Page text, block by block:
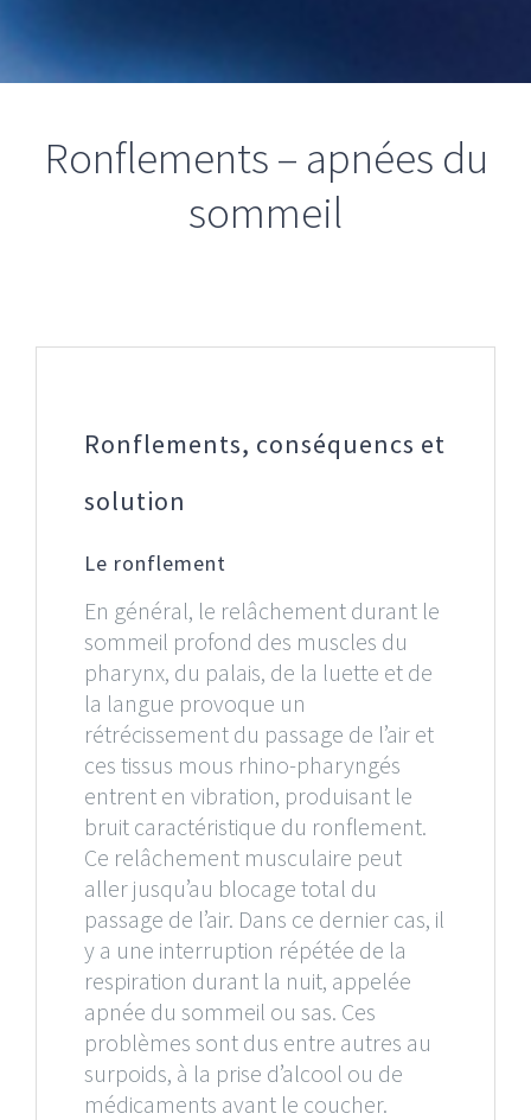
Ronflements – apnées du
sommeil
Ronflements, conséquencs et
solution
Le ronflement
En général, le relâchement durant le
sommeil profond des muscles du
pharynx, du palais, de la luette et de
la langue provoque un
rétrécissement du passage de l’air et
ces tissus mous rhino-pharyngés
entrent en vibration, produisant le
bruit caractéristique du ronflement.
Ce relâchement musculaire peut
aller jusqu’au blocage total du
passage de l’air. Dans ce dernier cas, il
y a une interruption répétée de la
respiration durant la nuit, appelée
apnée du sommeil ou sas. Ces
problèmes sont dus entre autres au
surpoids, à la prise d’alcool ou de
médicaments avant le coucher.